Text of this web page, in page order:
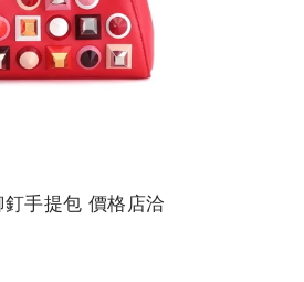
手提包 價格店洽